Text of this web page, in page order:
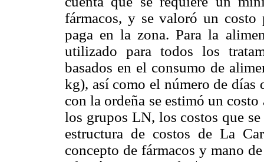
fármacos, y se valoró un
paga en la zona. Para la
utilizado para todos los
basados en el consumo de
kg), así como el número de días
con la ordeña se estimó un
los grupos LN, los costos que
estructura de costos de La
concepto de fármacos y mano